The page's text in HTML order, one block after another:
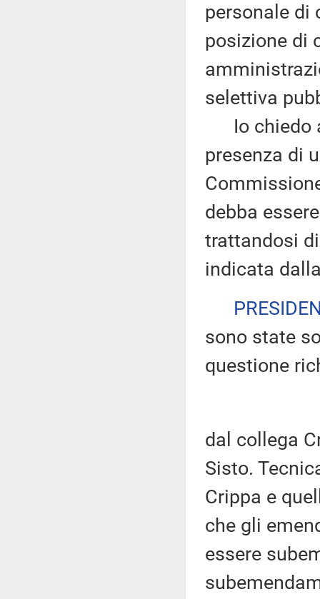
personale di
posizione di
selettiva
Io chiedo
presenza di
debba
trattandosi
indicata
sono state
questione
dal collega
Sisto.
Crippa e
che gli
essere